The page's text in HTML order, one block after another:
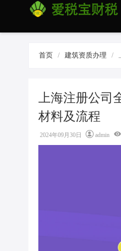
首页 / 建筑资质办理 /
上海注册公
材料及流程
2024年09月30日 admin